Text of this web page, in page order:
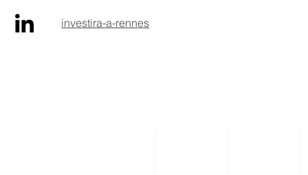
investira-a-rennes